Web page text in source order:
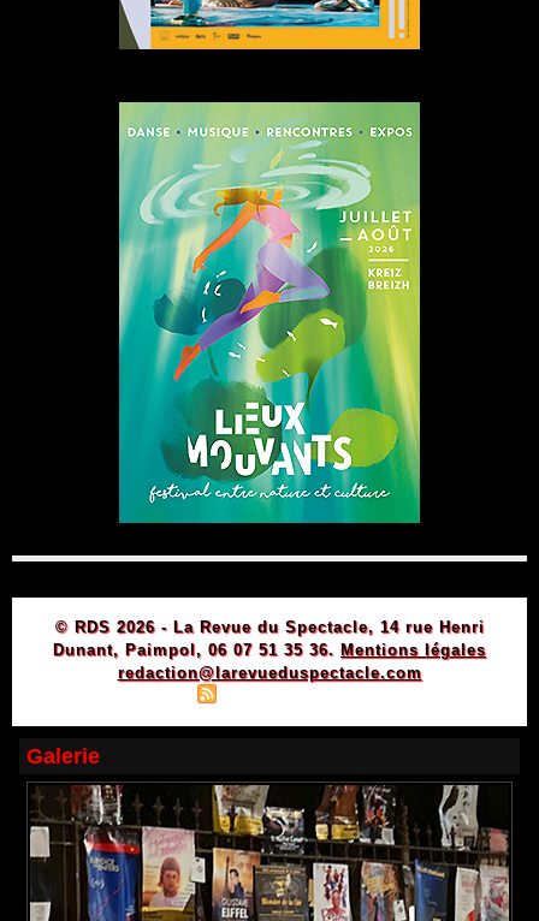
© RDS 2026 - La Revue du Spectacle, 14 rue Henri
Dunant, Paimpol, 06 07 51 35 36. Mentions légales
redaction@larevueduspectacle.com
Galerie